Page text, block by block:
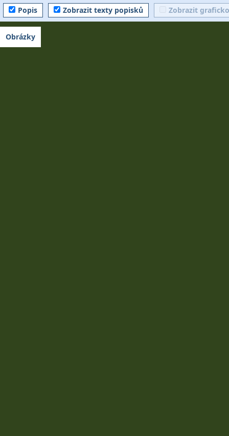
Popis Zobrazit texty popisků Zobrazit
Obrázky